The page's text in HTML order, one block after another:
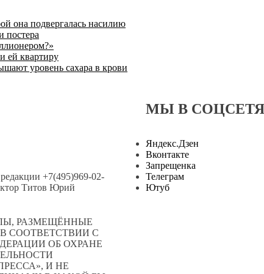
она подвергалась насилию
постера
ей квартиру
уровень сахара в крови
+7(495)969-02-
Титов Юрий
РАЗМЕЩЁННЫЕ
В СООТВЕТСТВИИ С
ОБ ОХРАНЕ
И НЕ
МЫ В
Яндекс.Дзен
Вконтакте
Запрещенка
Телеграм
Ютуб